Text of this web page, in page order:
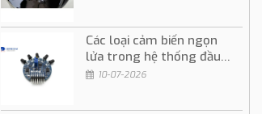
Máy Biến Áp Đánh Lửa Brahma TA-TB
Series
Liên hệ
Các loại cảm biến ngọn
lửa trong hệ thống đầu
đốt dầu và gas
10-07-2026